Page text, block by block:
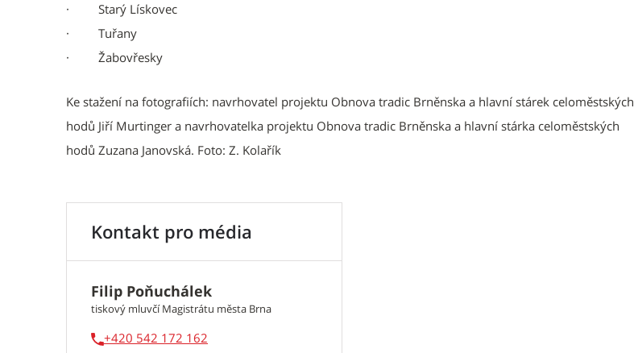
· Starý Lískovec
· Tuřany
· Žabovřesky
Ke stažení na fotografiích: navrhovatel projektu Obnova tradic Brněnska a hlavní stárek celoměstských
hodů Jiří Murtinger a navrhovatelka projektu Obnova tradic Brněnska a hlavní stárka celoměstských
hodů Zuzana Janovská. Foto: Z. Kolařík
Kontakt pro média
Filip Poňuchálek
tiskový mluvčí Magistrátu města Brna
+420 542 172 162